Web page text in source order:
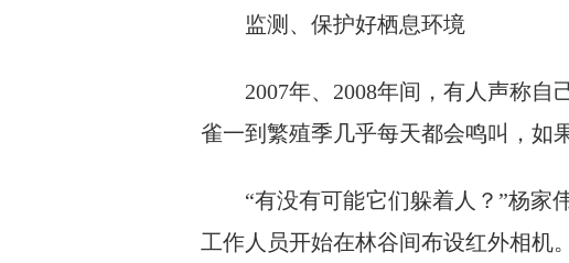
监测、保护好栖息环境
2007年、2008年间，有人声称自
雀一到繁殖季几乎每天都会鸣叫，如
“有没有可能它们躲着人？”杨家
工作人员开始在林谷间布设红外相机